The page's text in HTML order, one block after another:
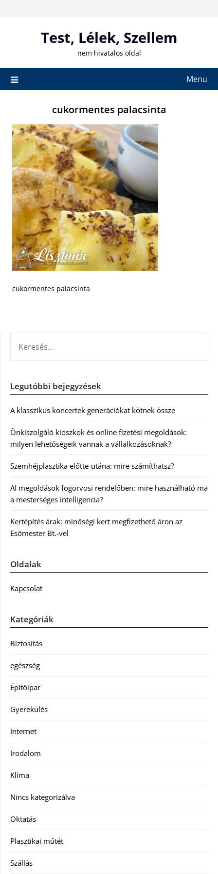
Test, Lélek, Szellem
nem hivatalos oldal
Menu
cukormentes palacsinta
cukormentes palacsinta
Legutóbbi bejegyzések
A klasszikus koncertek generációkat kötnek össze
Önkiszolgáló kioszkok és online fizetési megoldások:
milyen lehetőségeik vannak a vállalkozásoknak?
Szemhéjplasztika előtte-utána: mire számíthatsz?
AI megoldások fogorvosi rendelőben: mire használható ma
a mesterséges intelligencia?
Kertépítés árak: minőségi kert megfizethető áron az
Esőmester Bt.-vel
Oldalak
Kapcsolat
Kategóriák
Biztosítás
egészség
Építőipar
Gyerekülés
Internet
Irodalom
Klíma
Nincs kategorizálva
Oktatás
Plasztikai műtét
Szállás